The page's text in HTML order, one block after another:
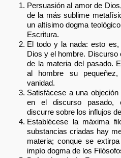
Persuasión al amor de
de la más sublime
un altísimo dogma
Escritura.
El todo y la nada: esto
Dios y el hombre. Discurso
de la materia del pasado.
al hombre su
vanidad.
Satisfácese a una
en el discurso pasado,
discurre sobre los influjos
Establécese la máxima
substancias criadas hay
materia; conque se
impío dogma de los